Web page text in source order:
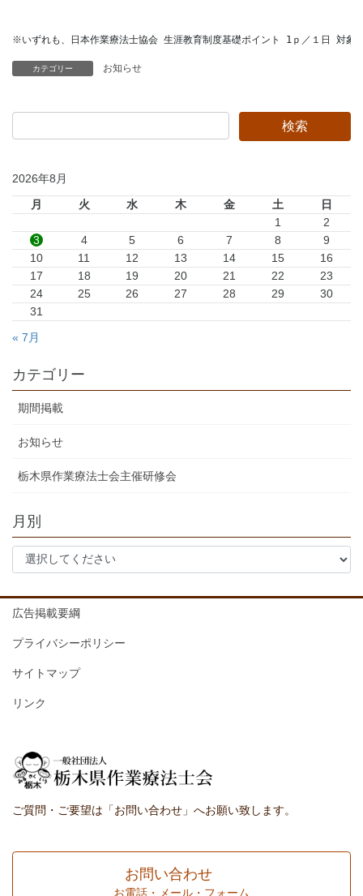
※いずれも、日本作業療法士協会 生涯教育制度基礎ポイント 1ｐ／１日 対象
カテゴリー お知らせ
2026年8月
月 火 水 木 金 土
日
1
2
3
4 5 6 7 8
9
10
11 12 13 14 15
16
17
18 19 20 21 22
23
24
25 26 27 28 29
30
31
« 7月
カテゴリー
期間掲載
お知らせ
栃木県作業療法士会主催研修会
月別
広告掲載要綱
プライバシーポリシー
サイトマップ
リンク
ご質問・ご要望は「お問い合わせ」へお願い致します。
お問い合わせ
お電話・メール・フォーム